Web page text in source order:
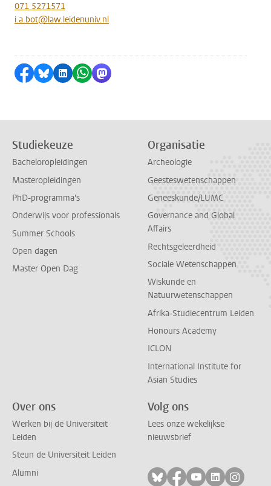
071 5271571
i.a.bot@law.leidenuniv.nl
Delen op Facebook
Delen via Bluesky
Delen op LinkedIn
Delen via WhatsApp
Delen via Mastodon
Studiekeuze
Bacheloropleidingen
Masteropleidingen
PhD-programma's
Onderwijs voor professionals
Summer Schools
Open dagen
Master Open Dag
Organisatie
Archeologie
Geesteswetenschappen
Geneeskunde/LUMC
Governance and Global
Affairs
Rechtsgeleerdheid
Sociale Wetenschappen
Wiskunde en
Natuurwetenschappen
Afrika-Studiecentrum Leiden
Honours Academy
ICLON
International Institute for
Asian Studies
Over ons
Werken bij de Universiteit
Leiden
Steun de Universiteit Leiden
Alumni
Volg ons
Lees onze wekelijkse
nieuwsbrief
Volg ons op bluesky
Volg ons op
Volg ons op
Volg ons
Volg